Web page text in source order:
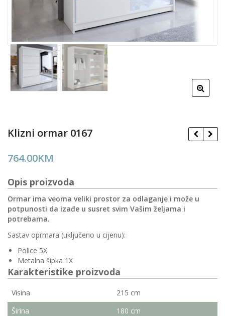
Klizni ormar 0167
764.00KM
Opis proizvoda
Ormar ima veoma veliki prostor za odlaganje i može u
potpunosti da izađe u susret svim Vašim željama i
potrebama.
Sastav oprmara (uključeno u cijenu):
Police 5X
Metalna šipka 1X
Karakteristike proizvoda
Visina
215 cm
Širina
180 cm